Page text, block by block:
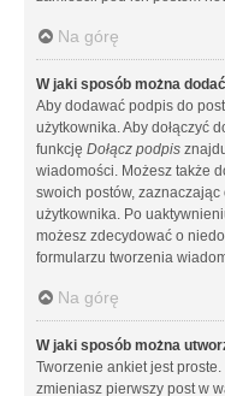
Na górę
W jaki sposób można
Aby dodawać podpis do
użytkownika. Aby dołączyć
funkcję Dołącz podpis
wiadomości. Możesz także
swoich postów,
użytkownika. Po
możesz zdecydować o
formularzu tworzenia
Na górę
W jaki sposób można
Tworzenie ankiet jest
zmieniasz pierwszy post w